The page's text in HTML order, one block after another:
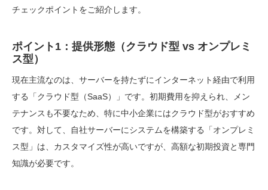
チェックポイントをご紹介します。
ポイント1：提供形態（クラウド型 vs オンプレミ
ス型）
現在主流なのは、サーバーを持たずにインターネット経由で利用
する「クラウド型（SaaS）」です。初期費用を抑えられ、メン
テナンスも不要なため、特に中小企業にはクラウド型がおすすめ
です。対して、自社サーバーにシステムを構築する「オンプレミ
ス型」は、カスタマイズ性が高いですが、高額な初期投資と専門
知識が必要です。